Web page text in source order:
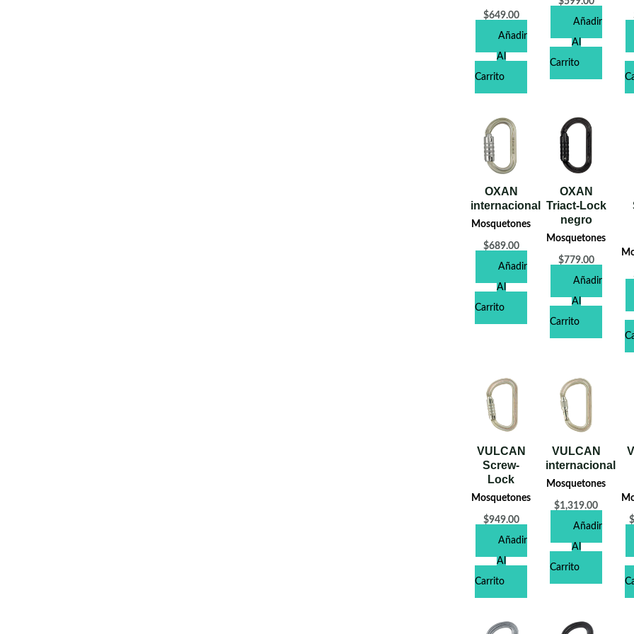
$649.00
Añadir
Al
Carrito
Añadir
Al
Carrito
OXAN
internacional
Mosquetones
$689.00
Añadir
Al
Carrito
OXAN
Triact-Lock
negro
Mosquetones
$779.00
Añadir
Al
Carrito
VULCAN
Screw-
Lock
Mosquetones
$949.00
Añadir
Al
Carrito
VULCAN
internacional
Mosquetones
$1,319.00
Añadir
Al
Carrito